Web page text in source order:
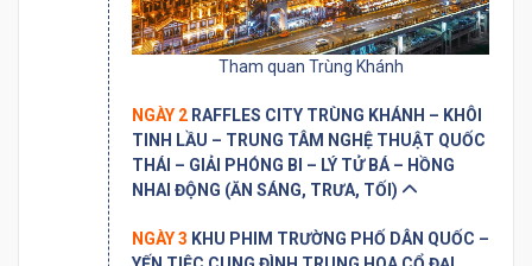
Tham quan Trùng Khánh
NGÀY 2 RAFFLES CITY TRÙNG KHÁNH – KHÔI
TINH LẦU – TRUNG TÂM NGHỆ THUẬT QUỐC
THÁI – GIẢI PHÓNG BI – LÝ TỬ BÁ – HỒNG
NHAI ĐỘNG (ĂN SÁNG, TRƯA, TỐI)
NGÀY 3 KHU PHIM TRƯỜNG PHỐ DÂN QUỐC –